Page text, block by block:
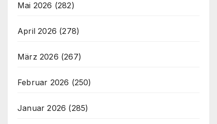
Mai 2026 (282)
April 2026 (278)
März 2026 (267)
Februar 2026 (250)
Januar 2026 (285)